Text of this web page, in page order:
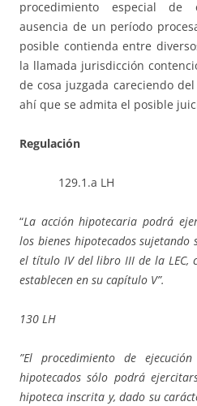
procedimiento especial de
ausencia de un período
posible contienda entre
la llamada jurisdicción
de cosa juzgada careciendo
ahí que se admita el posible
Regulación
129.1.a LH
“La acción hipotecaria podrá
los bienes hipotecados
el título IV del libro III de la LEC,
establecen en su capítulo V”.
130 LH
”El procedimiento de
hipotecados sólo podrá
hipoteca inscrita y, dado su